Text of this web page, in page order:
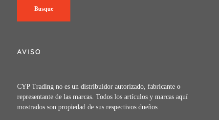
Busque
AVISO
CYP Trading no es un distribuidor autorizado, fabricante o
representante de las marcas. Todos los artículos y marcas aquí
mostrados son propiedad de sus respectivos dueños.